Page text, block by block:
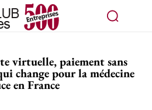
virtuelle, paiement sans
change pour la médecine
en France